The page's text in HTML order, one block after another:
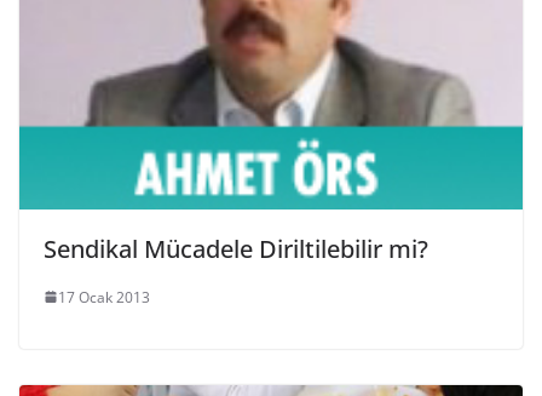
Sendikal Mücadele Diriltilebilir mi?
17 Ocak 2013